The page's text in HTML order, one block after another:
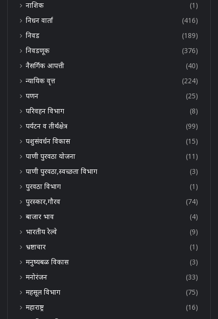
नाशिक
(1)
निधन वार्ता
(416)
निवड
(189)
निवडणूक
(376)
नैसर्गिक आपत्ती
(40)
न्यायिक वृत्त
(224)
पणन
(25)
परिवहन विभाग
(8)
पर्यटन व तीर्थक्षेत्र
(99)
पशुसंवर्धन विकास
(15)
पाणी पुरवठा योजना
(11)
पाणी पुरवठा,स्वच्छता विभाग
(3)
पुरवठा विभाग
(1)
पुरस्कार,गौरव
(74)
बाजार भाव
(4)
भारतीय रेल्वे
(9)
भ्रष्टाचार
(1)
मनुष्यबळ विकास
(3)
मनोरंजन
(33)
महसूल विभाग
(75)
महाराष्ट्र
(16)